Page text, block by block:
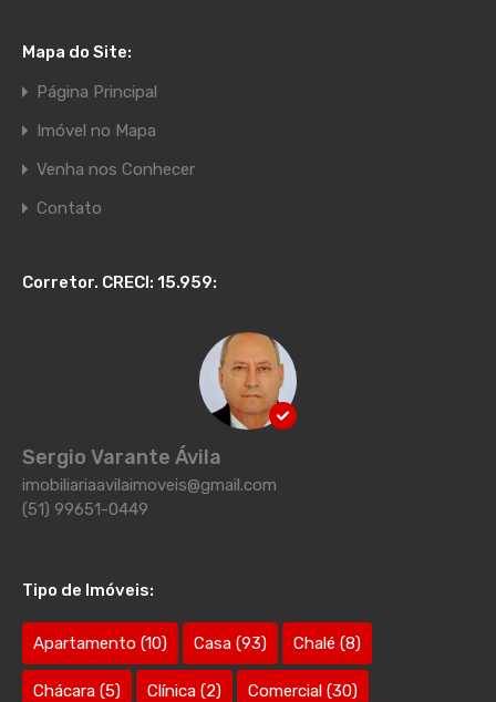
Mapa do Site:
Página Principal
Imóvel no Mapa
Venha nos Conhecer
Contato
Corretor. CRECI: 15.959:
Sergio Varante Ávila
imobiliariaavilaimoveis@gmail.com
(51) 99651-0449
Tipo de Imóveis:
Apartamento (10) Casa (93) Chalé (8)
Chácara (5) Clínica (2) Comercial (30)